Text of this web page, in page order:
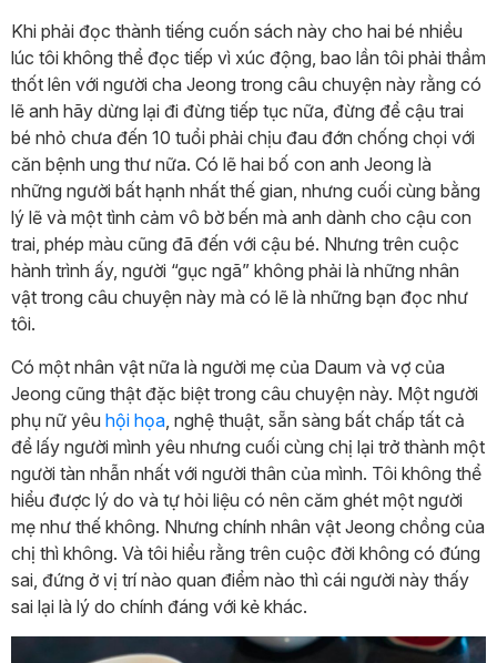
Khi phải đọc thành tiếng cuốn sách này cho hai bé nhiều
lúc tôi không thể đọc tiếp vì xúc động, bao lần tôi phải thầm
thốt lên với người cha Jeong trong câu chuyện này rằng có
lẽ anh hãy dừng lại đi đừng tiếp tục nữa, đừng để cậu trai
bé nhỏ chưa đến 10 tuổi phải chịu đau đớn chống chọi với
căn bệnh ung thư nữa. Có lẽ hai bố con anh Jeong là
những người bất hạnh nhất thế gian, nhưng cuối cùng bằng
lý lẽ và một tình cảm vô bờ bến mà anh dành cho cậu con
trai, phép màu cũng đã đến với cậu bé. Nhưng trên cuộc
hành trình ấy, người “gục ngã” không phải là những nhân
vật trong câu chuyện này mà có lẽ là những bạn đọc như
tôi.
Có một nhân vật nữa là người mẹ của Daum và vợ của
Jeong cũng thật đặc biệt trong câu chuyện này. Một người
phụ nữ yêu hội họa , nghệ thuật, sẵn sàng bất chấp tất cả
để lấy người mình yêu nhưng cuối cùng chị lại trở thành một
người tàn nhẫn nhất với người thân của mình. Tôi không thể
hiểu được lý do và tự hỏi liệu có nên căm ghét một người
mẹ như thế không. Nhưng chính nhân vật Jeong chồng của
chị thì không. Và tôi hiểu rằng trên cuộc đời không có đúng
sai, đứng ở vị trí nào quan điểm nào thì cái người này thấy
sai lại là lý do chính đáng với kẻ khác.